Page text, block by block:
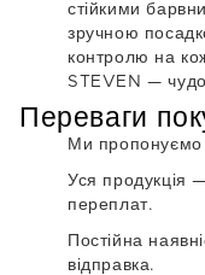
стійкими
зручною
контролю на
STEVEN —
Переваги
Ми пропонуємо
Уся продукція —
переплат.
Постійна
відправка.